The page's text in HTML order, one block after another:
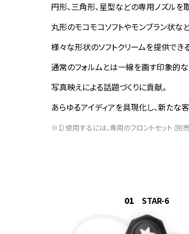
円形、三角形、星型などの専用ノズルを
丸形のモコモコソフトやモンブラン状な
様々な形状のソフトクリームを提供でき
通常のフォルムとは一線を画す印象的
写真映えによる話題づくりに貢献。
あらゆるアイディアを具現化し、新たな
※1）使用するには、専用のフロントセット（別
STAR-6